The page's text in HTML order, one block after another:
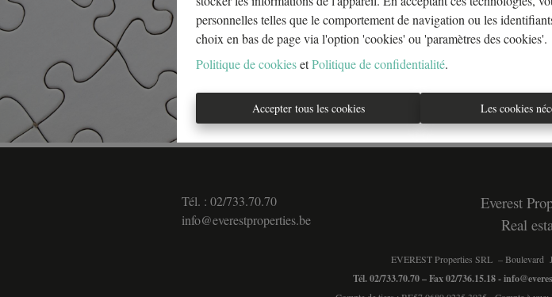
personnelles telles que le comportement de navigation ou les
choix en bas de page via l'option 'cookies' ou 'paramètres des cookies'.
Politique de cookiesetPolitique de confidentialité.
Accepter tous les cookies Les cookies
Tél. : 02/733.70.70
info@everestproperties.be
Everest
Real
EVEREST Properties SRL – Boulevard
Tél. 02/733.70.70 – Fax 02/736.15.18 -